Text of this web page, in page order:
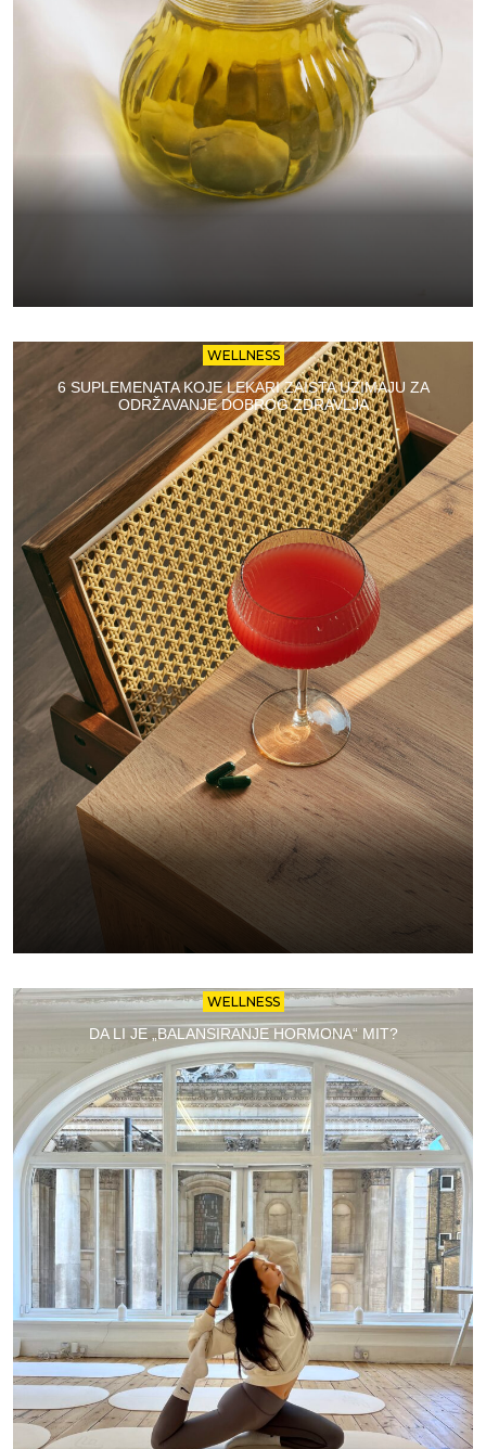
WELLNESS
6 SUPLEMENATA KOJE LEKARI ZAISTA UZIMAJU ZA
ODRŽAVANJE DOBROG ZDRAVLJA
WELLNESS
DA LI JE „BALANSIRANJE HORMONA“ MIT?